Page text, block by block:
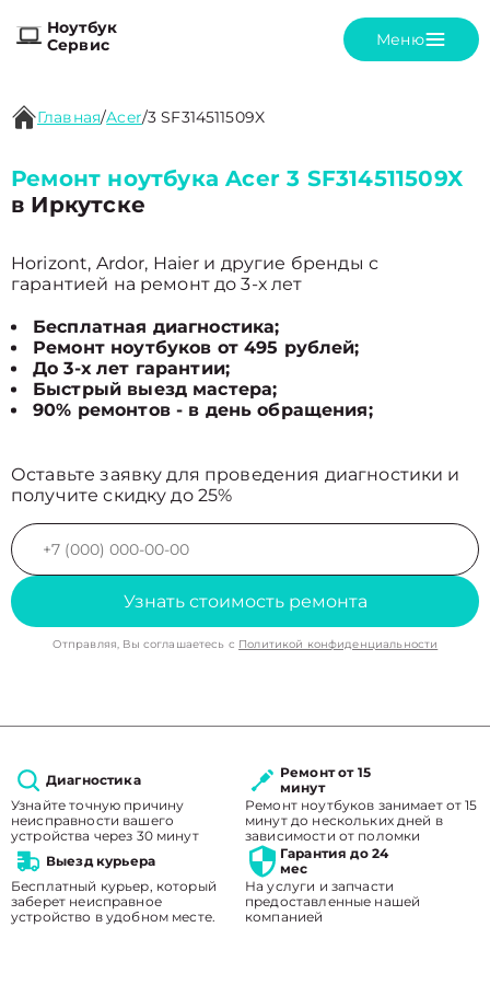
Ноутбук
Сервис
Меню
Главная/Acer/3 SF314511509X
Ремонт ноутбука Acer 3 SF314511509X
в Иркутске
Horizont, Ardor, Haier и другие бренды с
гарантией на ремонт до 3-х лет
Бесплатная диагностика;
Ремонт ноутбуков от 495 рублей;
До 3-х лет гарантии;
Быстрый выезд мастера;
90% ремонтов - в день обращения;
Оставьте заявку для проведения диагностики и
получите скидку до 25%
Узнать стоимость ремонта
Отправляя, Вы соглашаетесь с Политикой конфиденциальности
Диагностика
Узнайте точную причину
неисправности вашего
устройства через 30 минут
Ремонт от 15
минут
Ремонт ноутбуков занимает от 15
минут до нескольких дней в
зависимости от поломки
Выезд курьера
Бесплатный курьер, который
заберет неисправное
устройство в удобном месте.
Гарантия до 24
мес
На услуги и запчасти
предоставленные нашей
компанией